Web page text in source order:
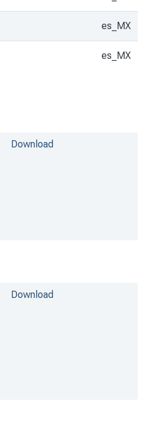
es_MX
es_MX
Download
Download